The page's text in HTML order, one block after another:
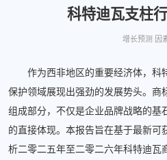
科特迪瓦支柱
增长预测 因
作为西非地区的重要经济体，科
保护领域展现出强劲的发展势头。商
组成部分，不仅是企业品牌战略的基
的直接体现。本报告旨在基于最新可
析二零二五年至二零二六年科特迪瓦